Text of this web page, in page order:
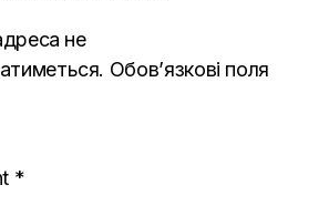
не
Обов’язкові поля